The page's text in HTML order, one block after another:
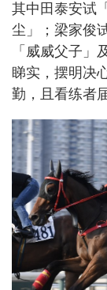
其中田泰安试
尘」；梁家俊
「威威父子
睇实，摆明决
勤，且看练者